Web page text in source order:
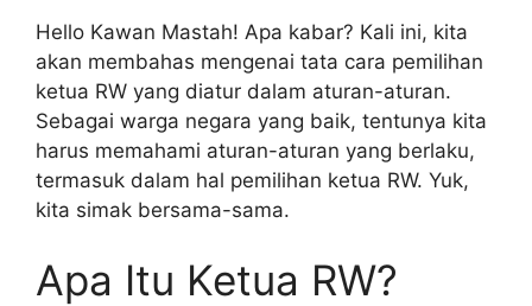
Hello Kawan Mastah! Apa kabar? Kali ini, kita
akan membahas mengenai tata cara pemilihan
ketua RW yang diatur dalam aturan-aturan.
Sebagai warga negara yang baik, tentunya kita
harus memahami aturan-aturan yang berlaku,
termasuk dalam hal pemilihan ketua RW. Yuk,
kita simak bersama-sama.
Apa Itu Ketua RW?